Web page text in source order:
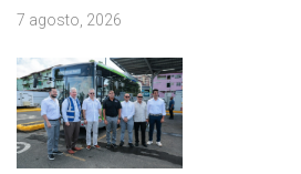
7 agosto, 2026